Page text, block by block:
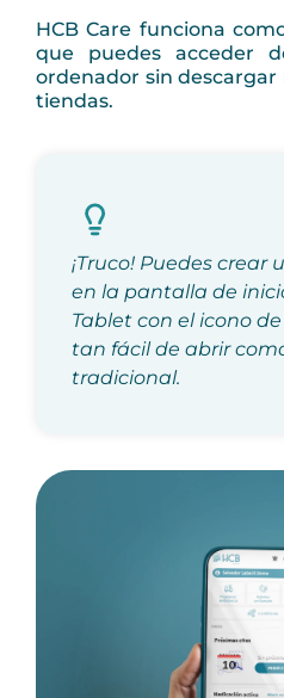
HCB Care funciona
que puedes acceder
ordenador sin
tiendas.
¡Truco! Puedes crear
en la pantalla de
Tablet con el icono
tan fácil de abrir
tradicional.